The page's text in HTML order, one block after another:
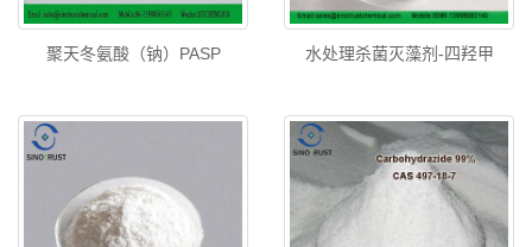
聚天冬氨酸（钠）PASP 水处理杀菌灭藻剂-四羟甲